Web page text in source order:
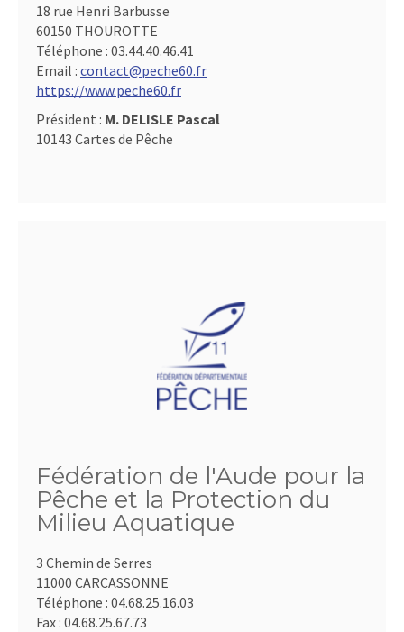
18 rue Henri Barbusse
60150 THOUROTTE
Téléphone : 03.44.40.46.41
Email : contact@peche60.fr
https://www.peche60.fr
Président : M. DELISLE Pascal
10143 Cartes de Pêche
Fédération de l'Aude pour la
Pêche et la Protection du
Milieu Aquatique
3 Chemin de Serres
11000 CARCASSONNE
Téléphone : 04.68.25.16.03
Fax : 04.68.25.67.73